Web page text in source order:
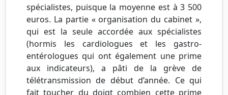
spécialistes, puisque la moyenne est à 3 500
euros. La partie « organisation du cabinet »,
qui est la seule accordée aux spécialistes
(hormis les cardiologues et les gastro-
entérologues qui ont également une prime
aux indicateurs), a pâti de la grève de
télétransmission de début d’année. Ce qui
fait toucher du doigt combien cette prime